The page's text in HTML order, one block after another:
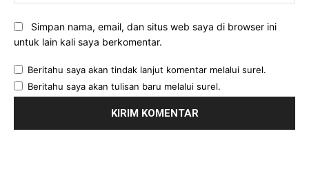
Simpan nama, email, dan situs web saya di browser ini
untuk lain kali saya berkomentar.
Beritahu saya akan tindak lanjut komentar melalui surel.
Beritahu saya akan tulisan baru melalui surel.